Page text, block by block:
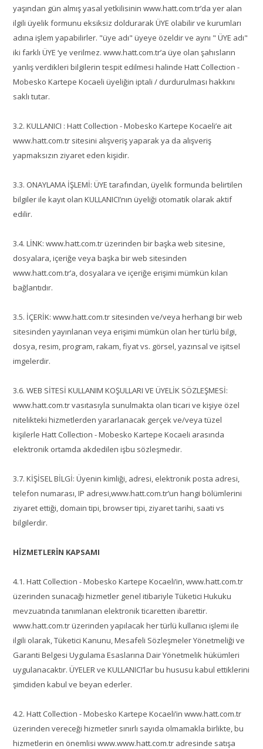
yaşından gün almış yasal yetkilisinin www.hatt.com.tr’da yer alan
ilgili üyelik formunu eksiksiz doldurarak ÜYE olabilir ve kurumları
adına işlem yapabilirler. "üye adı" üyeye özeldir ve aynı " ÜYE adı"
iki farklı ÜYE ‘ye verilmez. www.hatt.com.tr’a üye olan şahısların
yanlış verdikleri bilgilerin tespit edilmesi halinde Hatt Collection -
Mobesko Kartepe Kocaeli üyeliğin iptali / durdurulması hakkını
saklı tutar.
3.2. KULLANICI : Hatt Collection - Mobesko Kartepe Kocaeli’e ait
www.hatt.com.tr sitesini alışveriş yaparak ya da alışveriş
yapmaksızın ziyaret eden kişidir.
3.3. ONAYLAMA İŞLEMİ: ÜYE tarafından, üyelik formunda belirtilen
bilgiler ile kayıt olan KULLANICI’nın üyeliği otomatik olarak aktif
edilir.
3.4. LİNK: www.hatt.com.tr üzerinden bir başka web sitesine,
dosyalara, içeriğe veya başka bir web sitesinden
www.hatt.com.tr’a, dosyalara ve içeriğe erişimi mümkün kılan
bağlantıdır.
3.5. İÇERİK: www.hatt.com.tr sitesinden ve/veya herhangi bir web
sitesinden yayınlanan veya erişimi mümkün olan her türlü bilgi,
dosya, resim, program, rakam, fiyat vs. görsel, yazınsal ve işitsel
imgelerdir.
3.6. WEB SİTESİ KULLANIM KOŞULLARI VE ÜYELİK SÖZLEŞMESİ:
www.hatt.com.tr vasıtasıyla sunulmakta olan ticari ve kişiye özel
nitelikteki hizmetlerden yararlanacak gerçek ve/veya tüzel
kişilerle Hatt Collection - Mobesko Kartepe Kocaeli arasında
elektronik ortamda akdedilen işbu sözleşmedir.
3.7. KİŞİSEL BİLGİ: Üyenin kimliği, adresi, elektronik posta adresi,
telefon numarası, IP adresi,www.hatt.com.tr’un hangi bölümlerini
ziyaret ettiği, domain tipi, browser tipi, ziyaret tarihi, saati vs
bilgilerdir.
HİZMETLERİN KAPSAMI
4.1. Hatt Collection - Mobesko Kartepe Kocaeli’in, www.hatt.com.tr
üzerinden sunacağı hizmetler genel itibariyle Tüketici Hukuku
mevzuatında tanımlanan elektronik ticaretten ibarettir.
www.hatt.com.tr üzerinden yapılacak her türlü kullanıcı işlemi ile
ilgili olarak, Tüketici Kanunu, Mesafeli Sözleşmeler Yönetmeliği ve
Garanti Belgesi Uygulama Esaslarına Dair Yönetmelik hükümleri
uygulanacaktır. ÜYELER ve KULLANICI’lar bu hususu kabul ettiklerini
şimdiden kabul ve beyan ederler.
4.2. Hatt Collection - Mobesko Kartepe Kocaeli’in www.hatt.com.tr
üzerinden vereceği hizmetler sınırlı sayıda olmamakla birlikte, bu
hizmetlerin en önemlisi www.www.hatt.com.tr adresinde satışa